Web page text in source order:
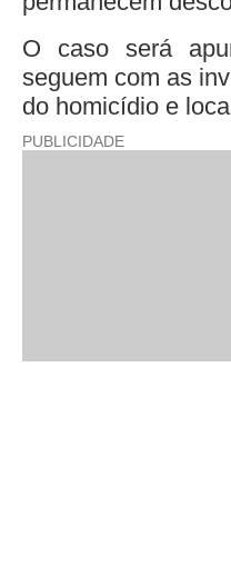
O caso será
seguem com as
do homicídio e
PUBLICIDADE